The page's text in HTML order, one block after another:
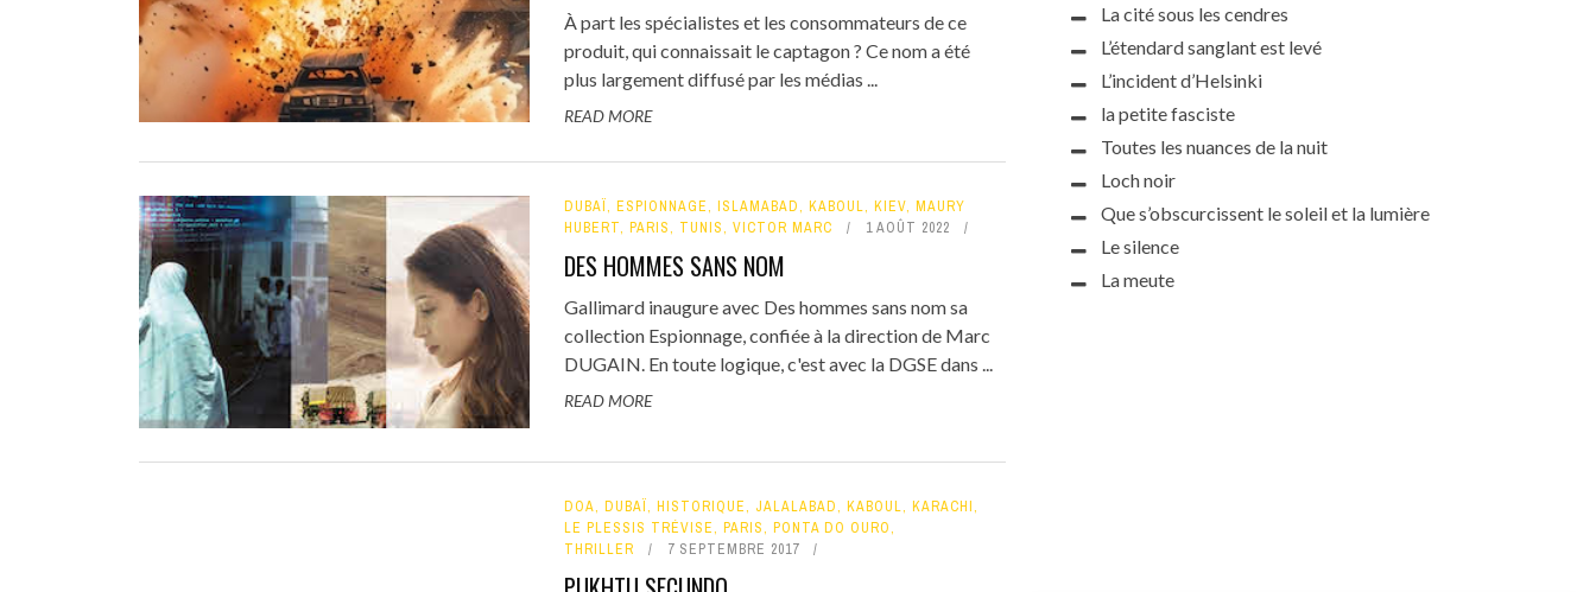
À part les spécialistes et les consommateurs de ce
produit, qui connaissait le captagon ? Ce nom a été
plus largement diffusé par les médias ...
READ MORE
DUBAÏ, ESPIONNAGE, ISLAMABAD, KABOUL, KIEV, MAURY
HUBERT, PARIS, TUNIS, VICTOR MARC 1 AOÛT 2022
DES HOMMES SANS NOM
Gallimard inaugure avec Des hommes sans nom sa
collection Espionnage, confiée à la direction de Marc
DUGAIN. En toute logique, c'est avec la DGSE dans ...
READ MORE
DOA, DUBAÏ, HISTORIQUE, JALALABAD, KABOUL, KARACHI,
LE PLESSIS TRÉVISE, PARIS, PONTA DO OURO,
THRILLER
7 SEPTEMBRE 2017
La cité sous les cendres
L’étendard sanglant est levé
L’incident d’Helsinki
la petite fasciste
Toutes les nuances de la nuit
Loch noir
Que s’obscurcissent le soleil et la lumière
Le silence
La meute